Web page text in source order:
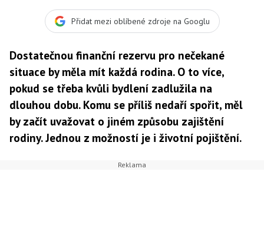
Přidat mezi oblíbené zdroje na Googlu
Dostatečnou finanční rezervu pro nečekané
situace by měla mít každá rodina. O to více,
pokud se třeba kvůli bydlení zadlužila na
dlouhou dobu. Komu se příliš nedaří spořit, měl
by začít uvažovat o jiném způsobu zajištění
rodiny. Jednou z možností je i životní pojištění.